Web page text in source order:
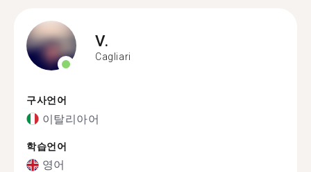
V.
Cagliari
구사언어
이탈리아어
학습언어
영어